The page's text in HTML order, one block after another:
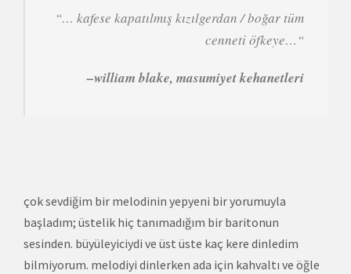
“… kafese kapatılmış kızılgerdan / boğar tüm
cenneti öfkeye… “
–william blake, masumiyet kehanetleri
çok sevdiğim bir melodinin yepyeni bir yorumuyla
başladım; üstelik hiç tanımadığım bir baritonun
sesinden. büyüleyiciydi ve üst üste kaç kere dinledim
bilmiyorum. melodiyi dinlerken ada için kahvaltı ve öğle